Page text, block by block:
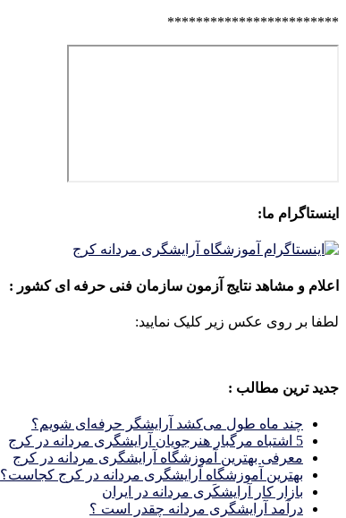
************************
اینستاگرام ما:
اعلام و مشاهد نتایج آزمون سازمان فنی حرفه ای کشور :
لطفا بر روی عکس زیر کلیک نمایید:
جدید ترین مطالب :
چند ماه طول می‌کشد آرایشگر حرفه‌ای شویم؟
5 اشتباه مرگبار هنرجویان آرایشگری مردانه در کرج
معرفی بهترین آموزشگاه آرایشگری مردانه در کرج
بهترین آموزشگاه آرایشگری مردانه در کرج کجاست؟
بازار كار آرايشكَرى مردانه در ايران
درآمد آرایشگری مردانه چقدر است ؟